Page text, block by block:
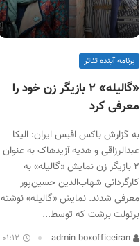
برنامه آینده تئاتر
«گالیله» ۲ بازیگر زن خود را
معرفی کرد
به گزارش باکس افیس ایران: الیکا
عبدالرزاقی و هدیه آزیدهاک به عنوان
۲ بازیگر زن نمایش «گالیله» به
کارگردانی شهاب‌الدین حسین‌پور
معرفی شدند. نمایش «گالیله» نوشته
برتولت برشت که توسط...
admin boxofficeiran
01:12